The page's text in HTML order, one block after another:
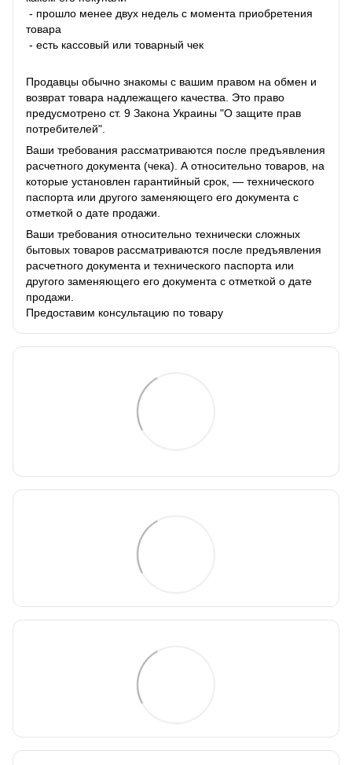
- прошло менее двух недель с момента приобретения
товара
- есть кассовый или товарный чек
Продавцы обычно знакомы с вашим правом на обмен и
возврат товара надлежащего качества. Это право
предусмотрено ст. 9 Закона Украины "О защите прав
потребителей".
Ваши требования рассматриваются после предъявления
расчетного документа (чека). А относительно товаров, на
которые установлен гарантийный срок, — технического
паспорта или другого заменяющего его документа с
отметкой о дате продажи.
Ваши требования относительно технически сложных
бытовых товаров рассматриваются после предъявления
расчетного документа и технического паспорта или
другого заменяющего его документа с отметкой о дате
продажи.
Предоставим консультацию по товару